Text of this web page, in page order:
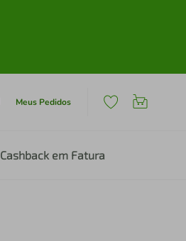
Meus Pedidos
Cashback em Fatura